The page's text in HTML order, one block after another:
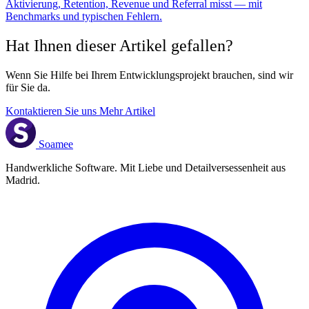
Aktivierung, Retention, Revenue und Referral misst — mit
Benchmarks und typischen Fehlern.
Hat Ihnen dieser Artikel gefallen?
Wenn Sie Hilfe bei Ihrem Entwicklungsprojekt brauchen, sind wir
für Sie da.
Kontaktieren Sie uns Mehr Artikel
Soamee
Handwerkliche Software. Mit Liebe und Detailversessenheit aus
Madrid.